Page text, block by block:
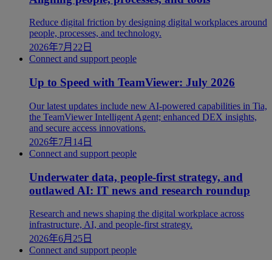
Reduce digital friction by designing digital workplaces around
people, processes, and technology.
2026年7月22日
Connect and support people
Up to Speed with TeamViewer: July 2026
Our latest updates include new AI-powered capabilities in Tia,
the TeamViewer Intelligent Agent; enhanced DEX insights,
and secure access innovations.
2026年7月14日
Connect and support people
Underwater data, people-first strategy, and
outlawed AI: IT news and research roundup
Research and news shaping the digital workplace across
infrastructure, AI, and people-first strategy.
2026年6月25日
Connect and support people